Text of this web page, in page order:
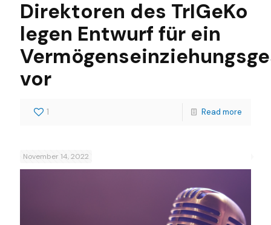
Direktoren des TrIGeKo
legen Entwurf für ein
vor
1 Read more
November 14, 2022